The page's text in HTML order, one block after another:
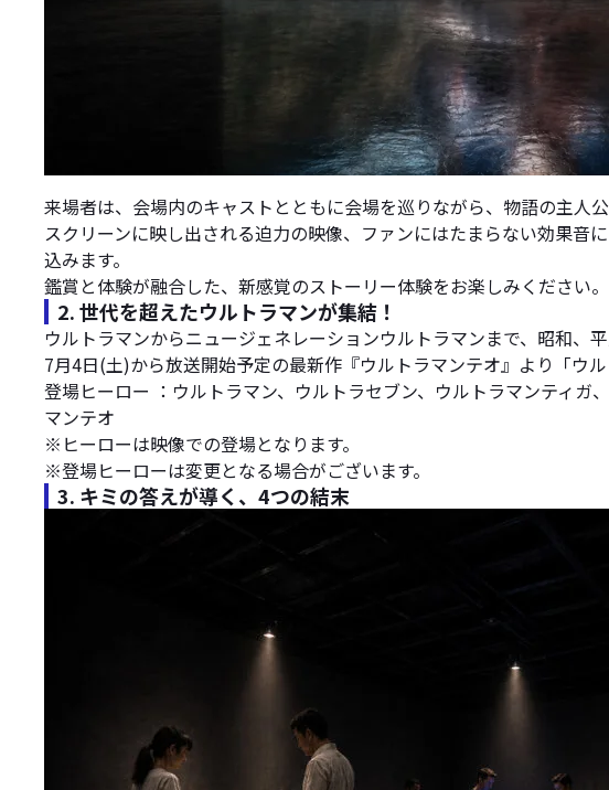
来場者は、会場内のキャストとともに会場を巡りながら、物語の主人
スクリーンに映し出される迫力の映像、ファンにはたまらない効果音
込みます。
鑑賞と体験が融合した、新感覚のストーリー体験をお楽しみください。
2. 世代を超えたウルトラマンが集結！
ウルトラマンからニュージェネレーションウルトラマンまで、昭和、
7月4日(土)から放送開始予定の最新作『ウルトラマンテオ』より「ウル
登場ヒーロー ：ウルトラマン、ウルトラセブン、ウルトラマンティ
マンテオ
※ヒーローは映像での登場となります。
※登場ヒーローは変更となる場合がございます。
3. キミの答えが導く、4つの結末